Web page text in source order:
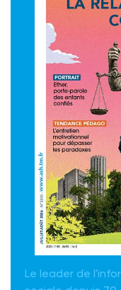
Le leader de